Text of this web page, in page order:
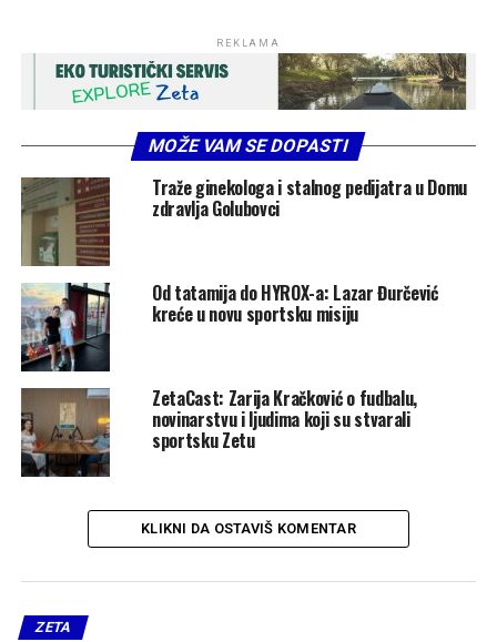
REKLAMA
MOŽE VAM SE DOPASTI
Traže ginekologa i stalnog pedijatra u Domu
zdravlja Golubovci
Od tatamija do HYROX-a: Lazar Đurčević
kreće u novu sportsku misiju
ZetaCast: Zarija Kračković o fudbalu,
novinarstvu i ljudima koji su stvarali
sportsku Zetu
KLIKNI DA OSTAVIŠ KOMENTAR
ZETA